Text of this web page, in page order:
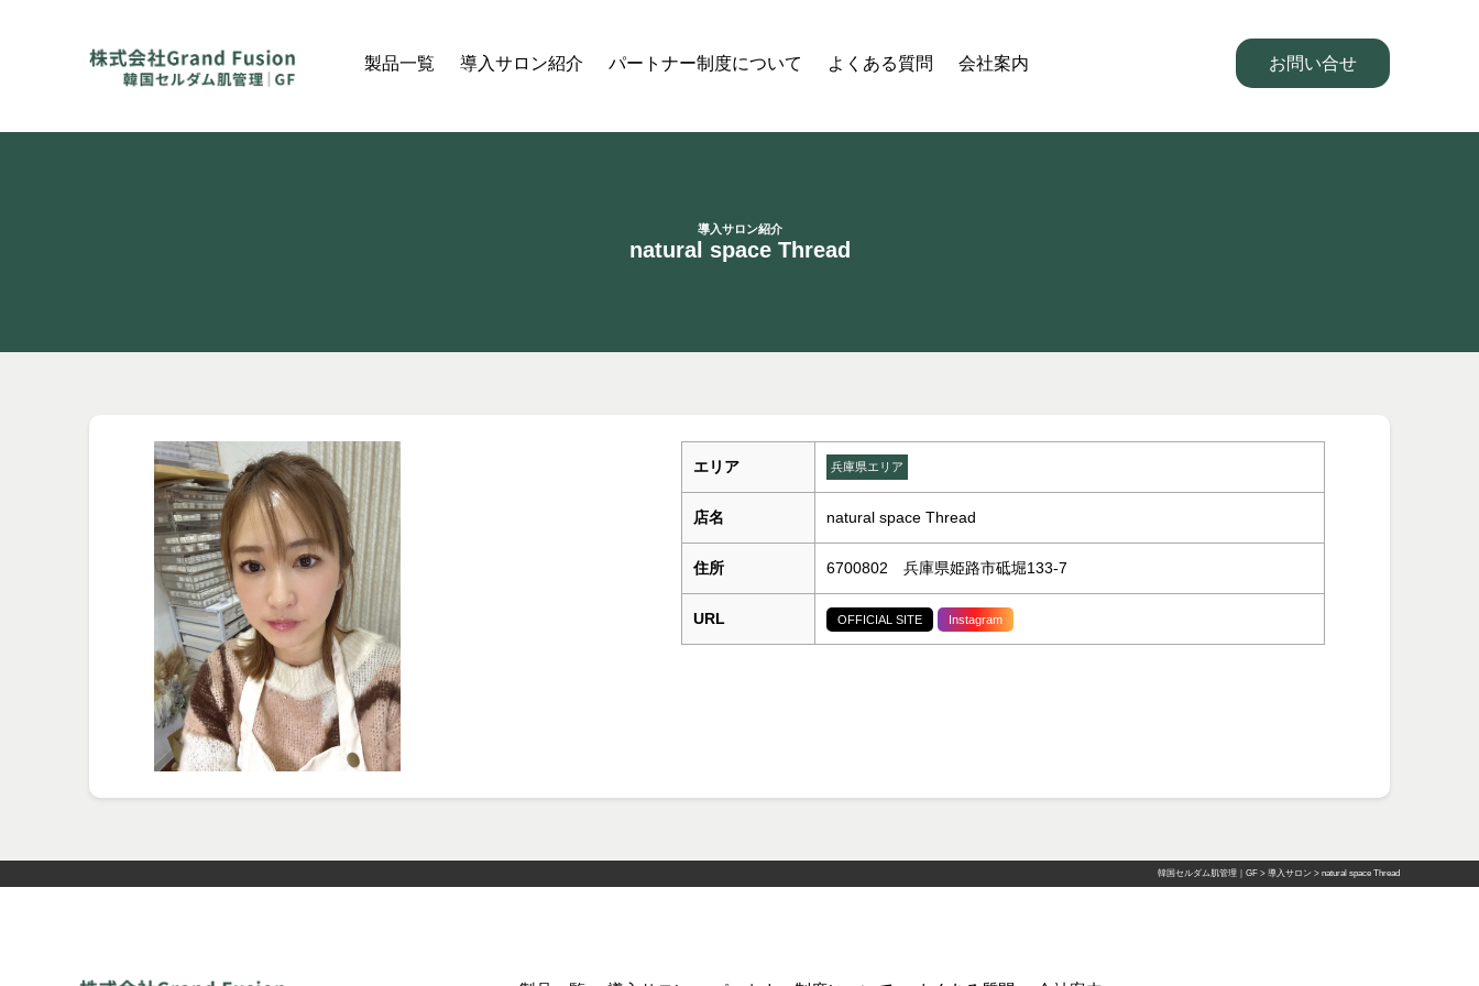
製品一覧 導入サロン紹介 パートナー制度について よくある質問 会社案内 お問い合せ
導入サロン紹介
natural space Thread
エリア 兵庫県エリア
店名 natural space Thread
住所 6700802 兵庫県姫路市砥堀133-7
URL OFFICIAL SITE Instagram
韓国セルダム肌管理｜GF > 導入サロン > natural space Thread